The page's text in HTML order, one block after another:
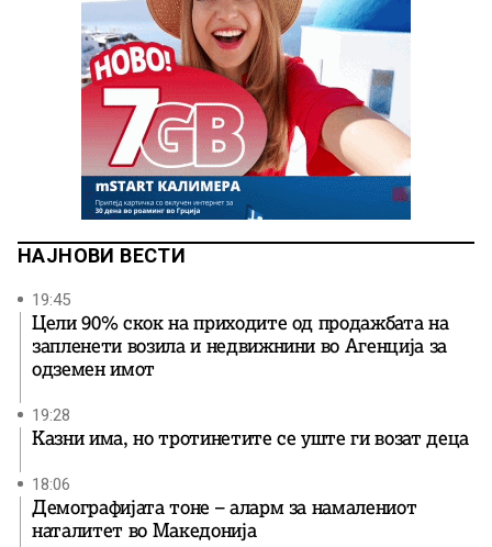
НАЈНОВИ ВЕСТИ
19:45
Цели 90% скок на приходите од продажбата на
запленети возила и недвижнини во Агенција за
одземен имот
19:28
Казни има, но тротинетите се уште ги возат деца
18:06
Демографијата тоне – аларм за намалениот
наталитет во Македонија